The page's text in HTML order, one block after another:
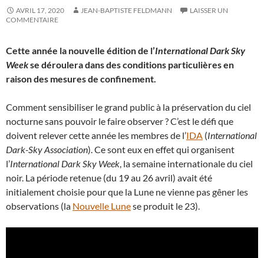
AVRIL 17, 2020 JEAN-BAPTISTE FELDMANN
LAISSER UN
COMMENTAIRE
Cette année la nouvelle édition de l’International Dark Sky
Weekse déroulera dans des conditions particulières en
raison des mesures de confinement.
Comment sensibiliser le grand public à la préservation du ciel
nocturne sans pouvoir le faire observer ? C’est le défi que
doivent relever cette année les membres de l’IDA (International
Dark-Sky Association). Ce sont eux en effet qui organisent
l’International Dark Sky Week, la semaine internationale du ciel
noir. La période retenue (du 19 au 26 avril) avait été
initialement choisie pour que la Lune ne vienne pas gêner les
observations (la Nouvelle Lunese produit le 23).